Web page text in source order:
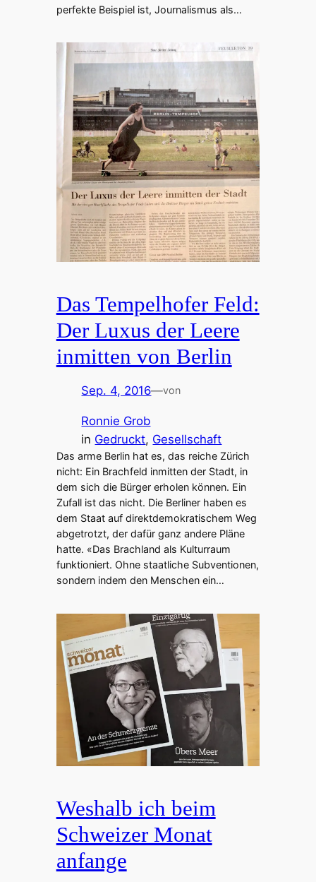
perfekte Beispiel ist, Journalismus als…
Das Tempelhofer Feld:
Der Luxus der Leere
inmitten von Berlin
Sep. 4, 2016—von
Ronnie Grob
in Gedruckt, Gesellschaft
Das arme Berlin hat es, das reiche Zürich
nicht: Ein Brachfeld inmitten der Stadt, in
dem sich die Bürger erholen können. Ein
Zufall ist das nicht. Die Berliner haben es
dem Staat auf direktdemokratischem Weg
abgetrotzt, der dafür ganz andere Pläne
hatte. «Das Brachland als Kulturraum
funktioniert. Ohne staatliche Subventionen,
sondern indem den Menschen ein…
Weshalb ich beim
Schweizer Monat
anfange